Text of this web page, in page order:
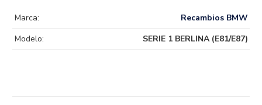
Marca:
Recambios BMW
Modelo:
SERIE 1 BERLINA (E81/E87)